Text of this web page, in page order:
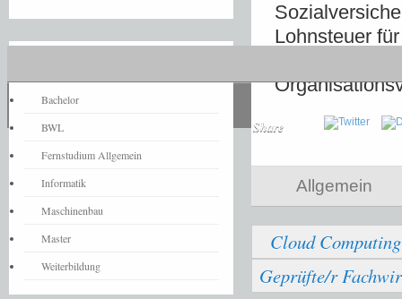
Lohnsteuer
Share
Allgemein
Cloud Computing
Geprüfte/r
Bachelor
BWL
Fernstudium Allgemein
Informatik
Maschinenbau
Master
Weiterbildung